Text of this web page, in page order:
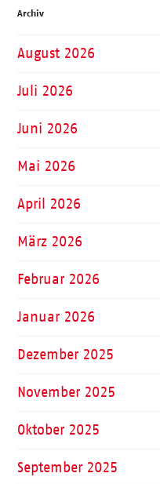
Archiv
August 2026
Juli 2026
Juni 2026
Mai 2026
April 2026
März 2026
Februar 2026
Januar 2026
Dezember 2025
November 2025
Oktober 2025
September 2025